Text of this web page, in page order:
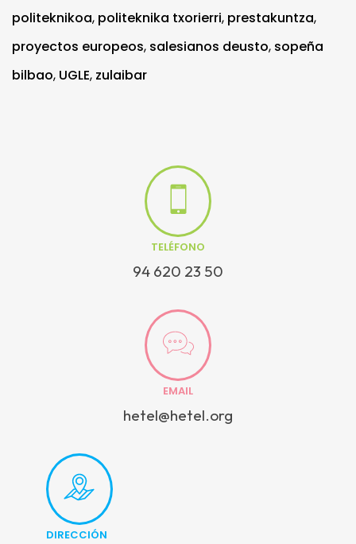
politeknikoa, politeknika txorierri, prestakuntza,
proyectos europeos, salesianos deusto, sopeña
bilbao, UGLE, zulaibar
TELÉFONO
94 620 23 50
EMAIL
hetel@hetel.org
DIRECCIÓN